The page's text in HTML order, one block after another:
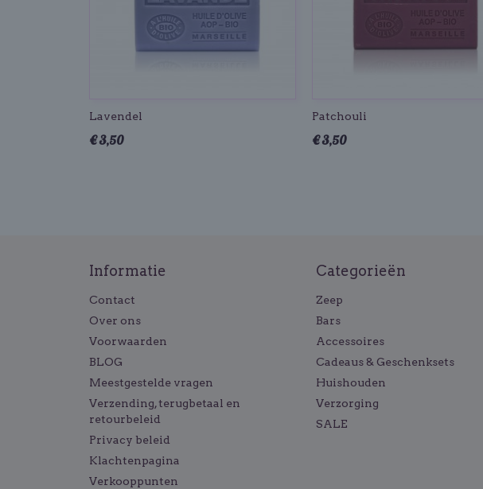
Lavendel
€ 3,50
Patchouli
€ 3,50
Informatie
Contact
Over ons
Voorwaarden
BLOG
Meestgestelde vragen
Verzending, terugbetaal en
retourbeleid
Privacy beleid
Klachtenpagina
Verkooppunten
Categorieën
Zeep
Bars
Accessoires
Cadeaus & Geschenksets
Huishouden
Verzorging
SALE